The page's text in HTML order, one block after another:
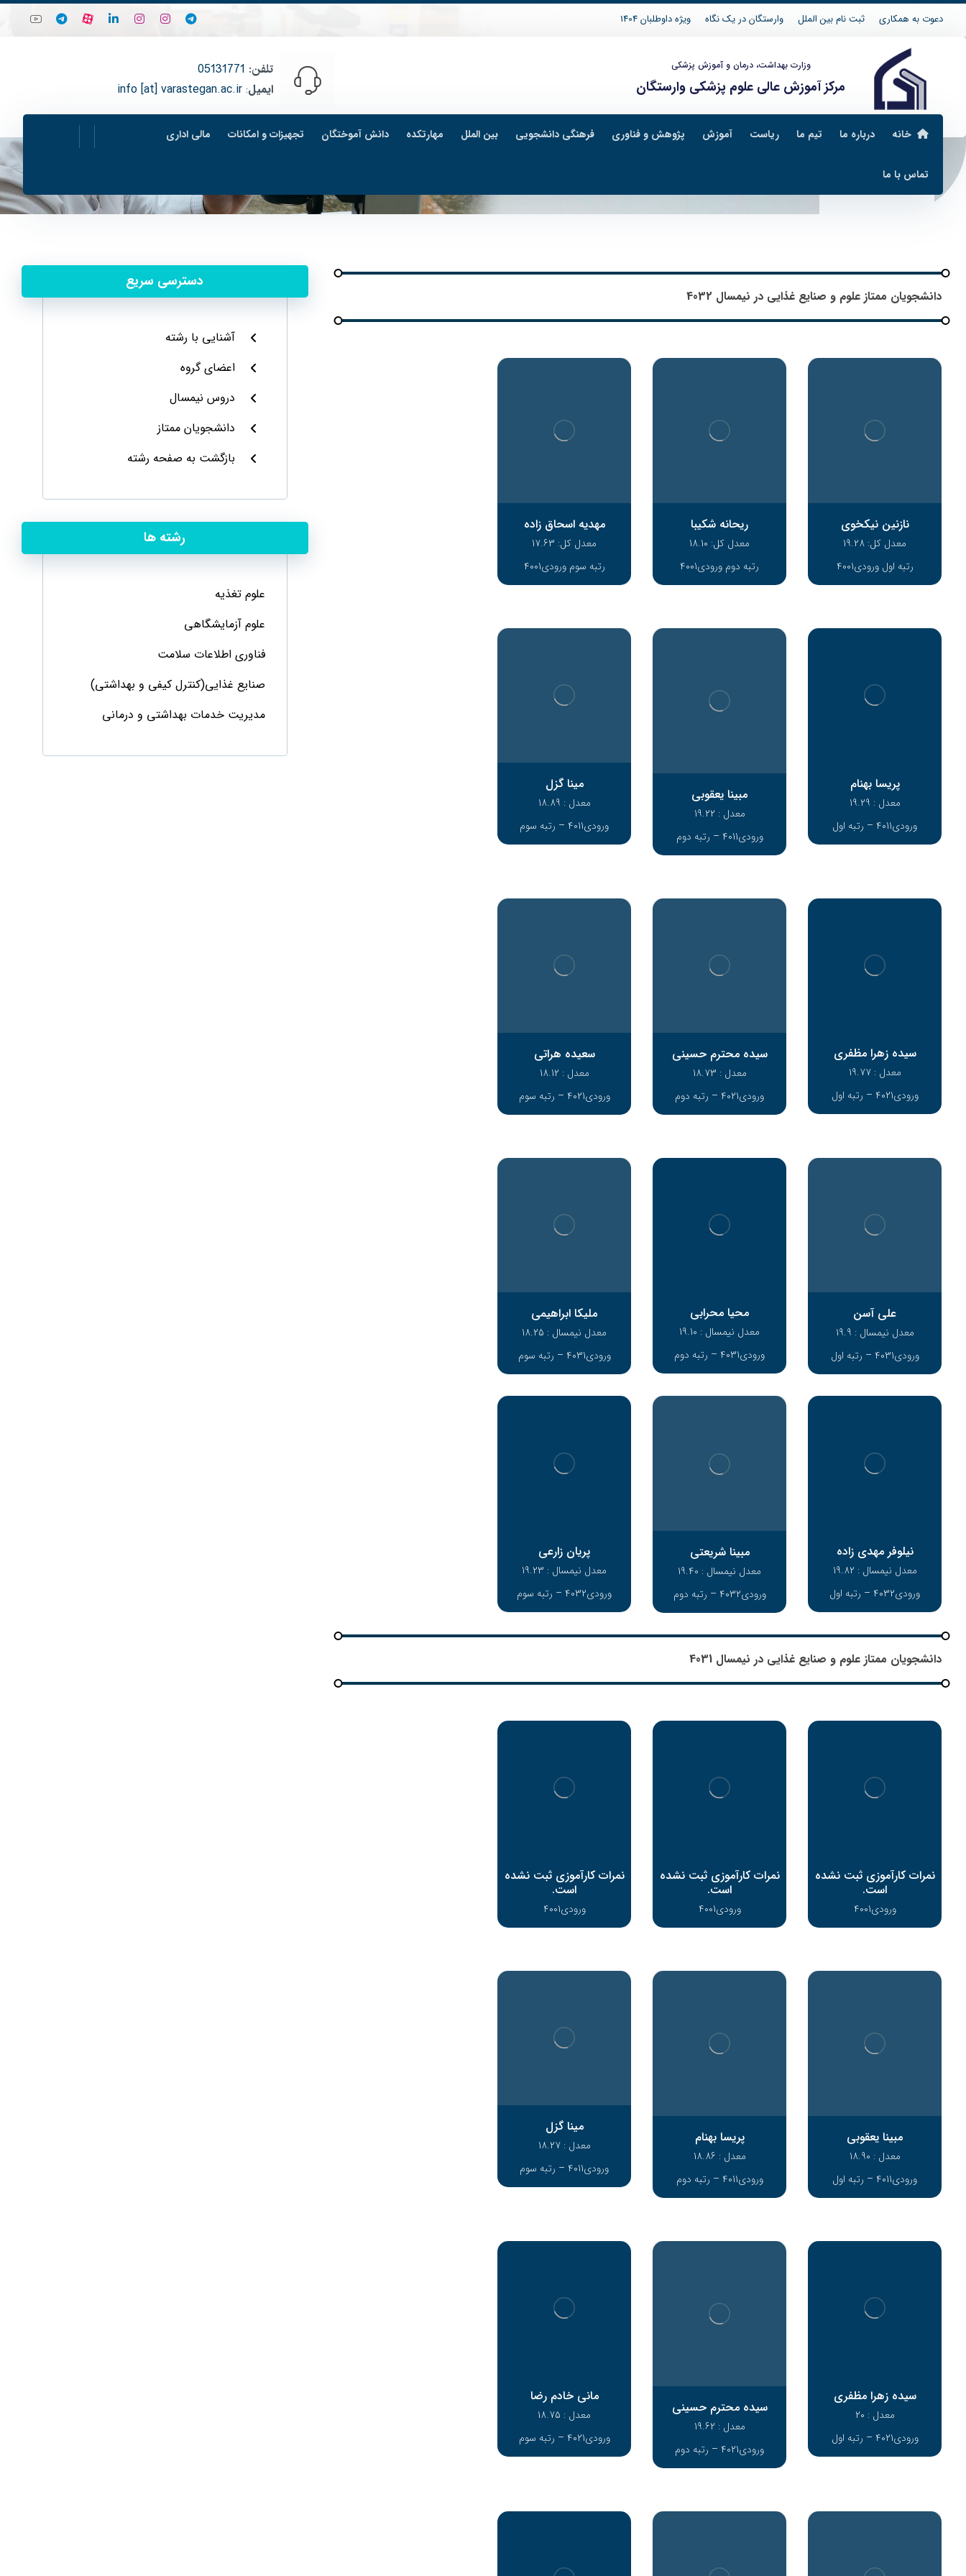
دعوت به همکاری ثبت نام بین الملل وارستگان در یک نگاه ویژه داوطلبان 1404
وزارت بهداشت، درمان و آموزش پزشکی
مرکز آموزش عالی علوم پزشکی وارستگان
تلفن:
05131771
ایمیل:
info [at] varastegan.ac.ir
خانه درباره ما تیم ما ریاست آموزش پژوهش و فناوری فرهنگی دانشجویی بین الملل مهارتکده دانش آموختگان تجهیزات و امکانات مالی اداری
تماس با ما
دانشجویان ممتاز علوم و صنایع غذایی در نیمسال 4032
نازنین نیکخوی
معدل کل: 19.28
رتبه اول ورودی4001
ریحانه شکیبا
معدل کل: 18.10
رتبه دوم ورودی4001
مهدیه اسحاق زاده
معدل کل: 17.63
رتبه سوم ورودی4001
پریسا بهنام
معدل : 19.29
ورودی4011 – رتبه اول
مبینا یعقوبی
معدل : 19.22
ورودی4011 – رتبه دوم
مینا گزل
معدل : 18.89
ورودی4011 – رتبه سوم
سیده زهرا مظفری
معدل : 19.77
ورودی4021 – رتبه اول
سیده محترم حسینی
معدل : 18.73
ورودی4021 – رتبه دوم
سعیده هراتی
معدل : 18.12
ورودی4021 – رتبه سوم
علی آسن
معدل نیمسال : 19.9
ورودی4031 – رتبه اول
محیا محرابی
معدل نیمسال : 19.10
ورودی4031 – رتبه دوم
ملیکا ابراهیمی
معدل نیمسال : 18.25
ورودی4031 – رتبه سوم
نیلوفر مهدی زاده
معدل نیمسال : 19.82
ورودی4032 – رتبه اول
مبینا شریعتی
معدل نیمسال : 19.40
ورودی4032 – رتبه دوم
پریان زارعی
معدل نیمسال : 19.23
ورودی4032 – رتبه سوم
دانشجویان ممتاز علوم و صنایع غذایی در نیمسال 4031
نمرات کارآموزی ثبت نشده
است.
ورودی4001
نمرات کارآموزی ثبت نشده
است.
ورودی4001
نمرات کارآموزی ثبت نشده
است.
ورودی4001
مبینا یعقوبی
معدل : 18.90
ورودی4011 – رتبه اول
پریسا بهنام
معدل : 18.86
ورودی4011 – رتبه دوم
مینا گزل
معدل : 18.27
ورودی4011 – رتبه سوم
سیده زهرا مظفری
معدل : 20
ورودی4021 – رتبه اول
سیده محترم حسینی
معدل : 19.62
ورودی4021 – رتبه دوم
مانی خادم رضا
معدل : 18.75
ورودی4021 – رتبه سوم
دسترسی سریع
آشنایی با رشته
اعضای گروه
دروس نیمسال
دانشجویان ممتاز
بازگشت به صفحه رشته
رشته ها
علوم تغذیه
علوم آزمایشگاهی
فناوری اطلاعات سلامت
صنایع غذایی(کنترل کیفی و بهداشتی)
مدیریت خدمات بهداشتی و درمانی